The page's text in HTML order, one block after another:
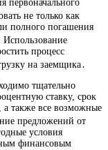
первоначального
не только как
полного погашения
Использование
процесс
на заемщика․
тщательно
ставку, срок
а также все возможные
предложений от
условия
финансовым